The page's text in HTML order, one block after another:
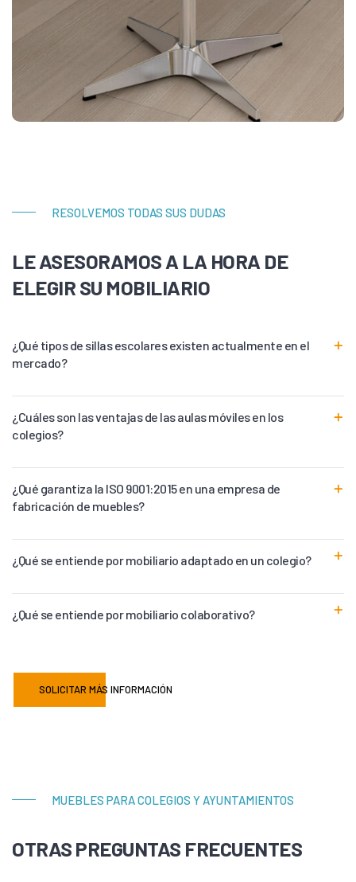
RESOLVEMOS TODAS SUS DUDAS
LE ASESORAMOS A LA HORA DE
ELEGIR SU MOBILIARIO
¿Qué tipos de sillas escolares existen actualmente en el
mercado?
¿Cuáles son las ventajas de las aulas móviles en los
colegios?
¿Qué garantiza la ISO 9001:2015 en una empresa de
fabricación de muebles?
¿Qué se entiende por mobiliario adaptado en un colegio?
¿Qué se entiende por mobiliario colaborativo?
SOLICITAR MÁS INFORMACIÓN
MUEBLES PARA COLEGIOS Y AYUNTAMIENTOS
OTRAS PREGUNTAS FRECUENTES